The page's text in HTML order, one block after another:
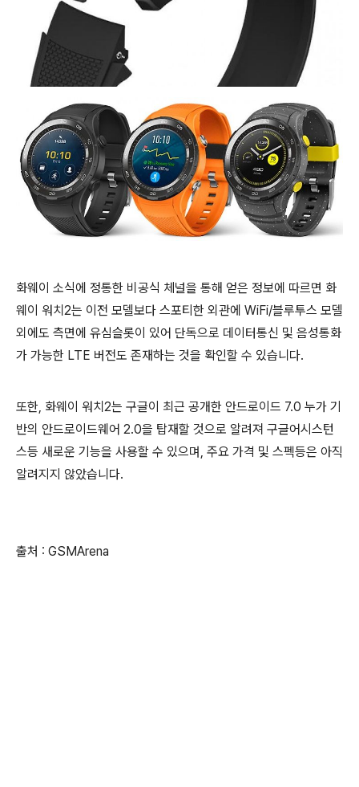
화웨이 소식에 정통한 비공식 체널을 통해 얻은 정보에 따르면 화
웨이 워치2는 이전 모델보다 스포티한 외관에 WiFi/블루투스 모델
외에도 측면에 유심슬롯이 있어 단독으로 데이터통신 및 음성통화
가 가능한 LTE 버전도 존재하는 것을 확인할 수 있습니다.
또한, 화웨이 워치2는 구글이 최근 공개한 안드로이드 7.0 누가 기
반의 안드로이드웨어 2.0을 탑재할 것으로 알려져 구글어시스턴
스등 새로운 기능을 사용할 수 있으며, 주요 가격 및 스펙등은 아직
알려지지 않았습니다.
출처 : GSMArena